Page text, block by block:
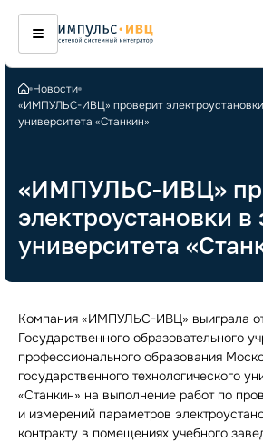
Новости
«ИМПУЛЬС-ИВЦ» проверит
университета «Станкин»
«ИМПУЛЬС-ИВЦ»
электроустановки в
университета
Компания «ИМПУЛЬС-ИВЦ» выиграла
Государственного образовательного
профессионального образования
государственного технологического
«Станкин» на выполнение работ по
и измерений параметров
контракту в помещениях учебного